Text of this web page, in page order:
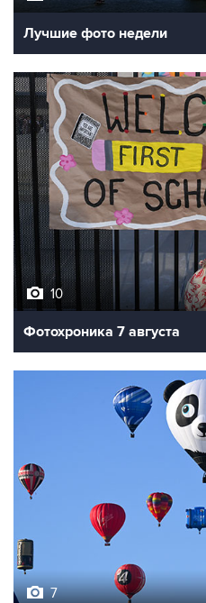
Лучшие фото недели
10
Фотохроника 7 августа
7